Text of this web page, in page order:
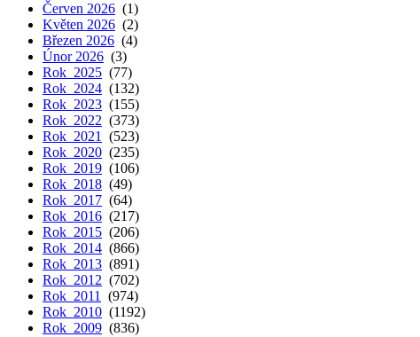
Červen 2026 (1)
Květen 2026 (2)
Březen 2026 (4)
Únor 2026 (3)
Rok 2025 (77)
Rok 2024 (132)
Rok 2023 (155)
Rok 2022 (373)
Rok 2021 (523)
Rok 2020 (235)
Rok 2019 (106)
Rok 2018 (49)
Rok 2017 (64)
Rok 2016 (217)
Rok 2015 (206)
Rok 2014 (866)
Rok 2013 (891)
Rok 2012 (702)
Rok 2011 (974)
Rok 2010 (1192)
Rok 2009 (836)